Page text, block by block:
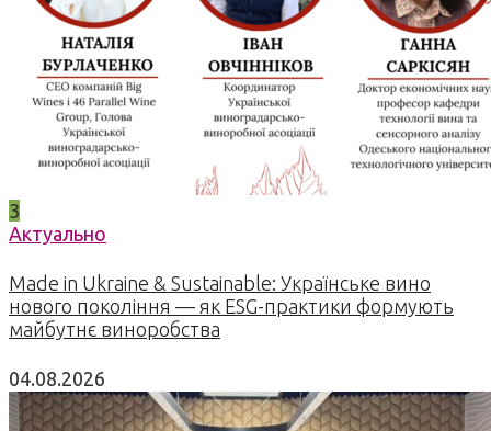
3
Актуально
Made in Ukraine & Sustainable: Українське вино
нового покоління — як ESG-практики формують
майбутнє виноробства
04.08.2026